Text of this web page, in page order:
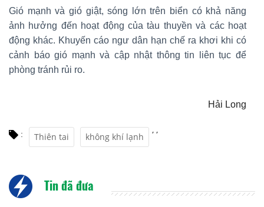
Gió mạnh và gió giật, sóng lớn trên biển có khả năng
ảnh hưởng đến hoạt động của tàu thuyền và các hoạt
động khác. Khuyến cáo ngư dân hạn chế ra khơi khi có
cảnh báo gió mạnh và cập nhật thông tin liên tục để
phòng tránh rủi ro.
Hải Long
: Thiên tai
,
không khí lạnh
,
Tin đã đưa